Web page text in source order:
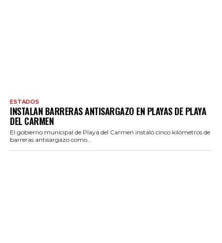
ESTADOS
INSTALAN BARRERAS ANTISARGAZO EN PLAYAS DE PLAYA
DEL CARMEN
El gobierno municipal de Playa del Carmen instaló cinco kilómetros de
barreras antisargazo como...